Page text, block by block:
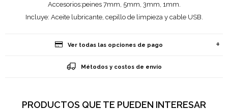
Accesorios:peines 7mm, 5mm, 3mm, 1mm.
Incluye: Aceite lubricante, cepillo de limpieza y cable USB.
Ver todas las opciones de pago
Métodos y costos de envío
PRODUCTOS QUE TE PUEDEN INTERESAR